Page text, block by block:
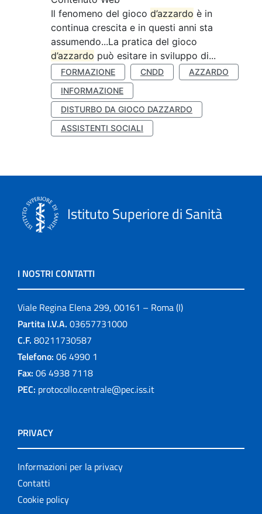
Il fenomeno del gioco d’azzardo è in
continua crescita e in questi anni sta
assumendo...La pratica del gioco
d’azzardo può esitare in sviluppo di...
FORMAZIONE CNDD
AZZARDO
INFORMAZIONE
DISTURBO DA GIOCO DAZZARDO
ASSISTENTI SOCIALI
Istituto Superiore di Sanità
I NOSTRI CONTATTI
Viale Regina Elena 299, 00161 – Roma (I)
Partita I.V.A. 03657731000
C.F. 80211730587
Telefono: 06 4990 1
Fax: 06 4938 7118
PEC: protocollo.centrale@pec.iss.it
PRIVACY
Informazioni per la privacy
Contatti
Cookie policy